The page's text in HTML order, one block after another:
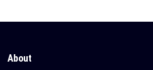
About